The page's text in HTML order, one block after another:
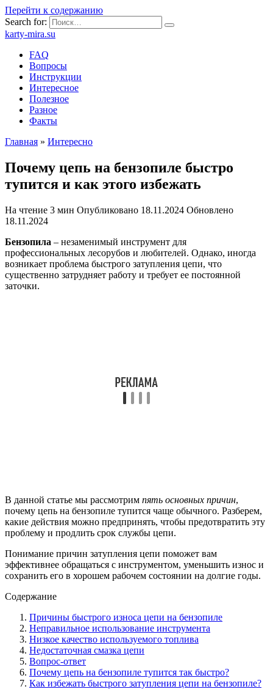
Перейти к содержанию
Search for:
karty-mira.su
FAQ
Вопросы
Инструкции
Интересное
Полезное
Разное
Факты
Главная » Интересно
Почему цепь на бензопиле быстро
тупится и как этого избежать
На чтение 3 мин Опубликовано 18.11.2024 Обновлено
18.11.2024
Бензопила – незаменимый инструмент для
профессиональных лесорубов и любителей. Однако, иногда
возникает проблема быстрого затупления цепи, что
существенно затрудняет работу и требует ее постоянной
заточки.
В данной статье мы рассмотрим пять основных причин,
почему цепь на бензопиле тупится чаще обычного. Разберем,
какие действия можно предпринять, чтобы предотвратить эту
проблему и продлить срок службы цепи.
Понимание причин затупления цепи поможет вам
эффективнее обращаться с инструментом, уменьшить износ и
сохранить его в хорошем рабочем состоянии на долгие годы.
Содержание
Причины быстрого износа цепи на бензопиле
Неправильное использование инструмента
Низкое качество используемого топлива
Недостаточная смазка цепи
Вопрос-ответ
Почему цепь на бензопиле тупится так быстро?
Как избежать быстрого затупления цепи на бензопиле?